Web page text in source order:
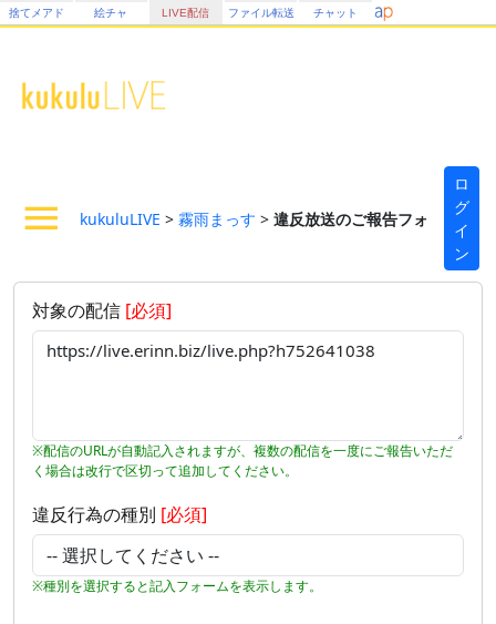
捨てメアド 絵チャ LIVE配信 ファイル転送 チャット
kukuluLIVE > 霧雨まっす > 違反放送のご報告フォーム
ロ
グ
イ
ン
対象の配信 [必須]
※配信のURLが自動記入されますが、複数の配信を一度にご報告いただ
く場合は改行で区切って追加してください。
違反行為の種別 [必須]
※種別を選択すると記入フォームを表示します。